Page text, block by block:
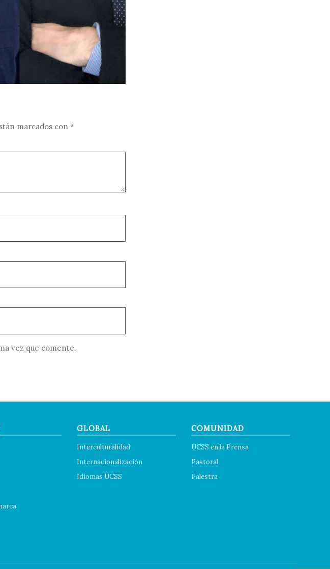
marcados con *
vez que comente.
GLOBAL
Interculturalidad
Internacionalización
Idiomas UCSS
COMUNIDAD
UCSS en la Prensa
Pastoral
Palestra